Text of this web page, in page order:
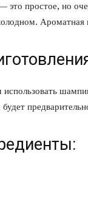
простое, но
Ароматная
использовать